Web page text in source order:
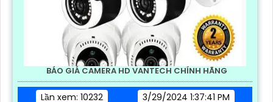
BÁO GIÁ CAMERA HD VANTECH CHÍNH HÃNG
Lần xem: 10232
3/29/2024 1:37:41 PM